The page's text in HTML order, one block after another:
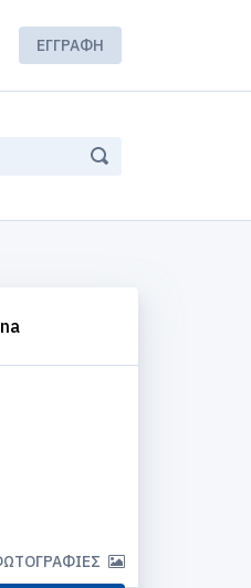
ΕΓΓΡΑΦΉ